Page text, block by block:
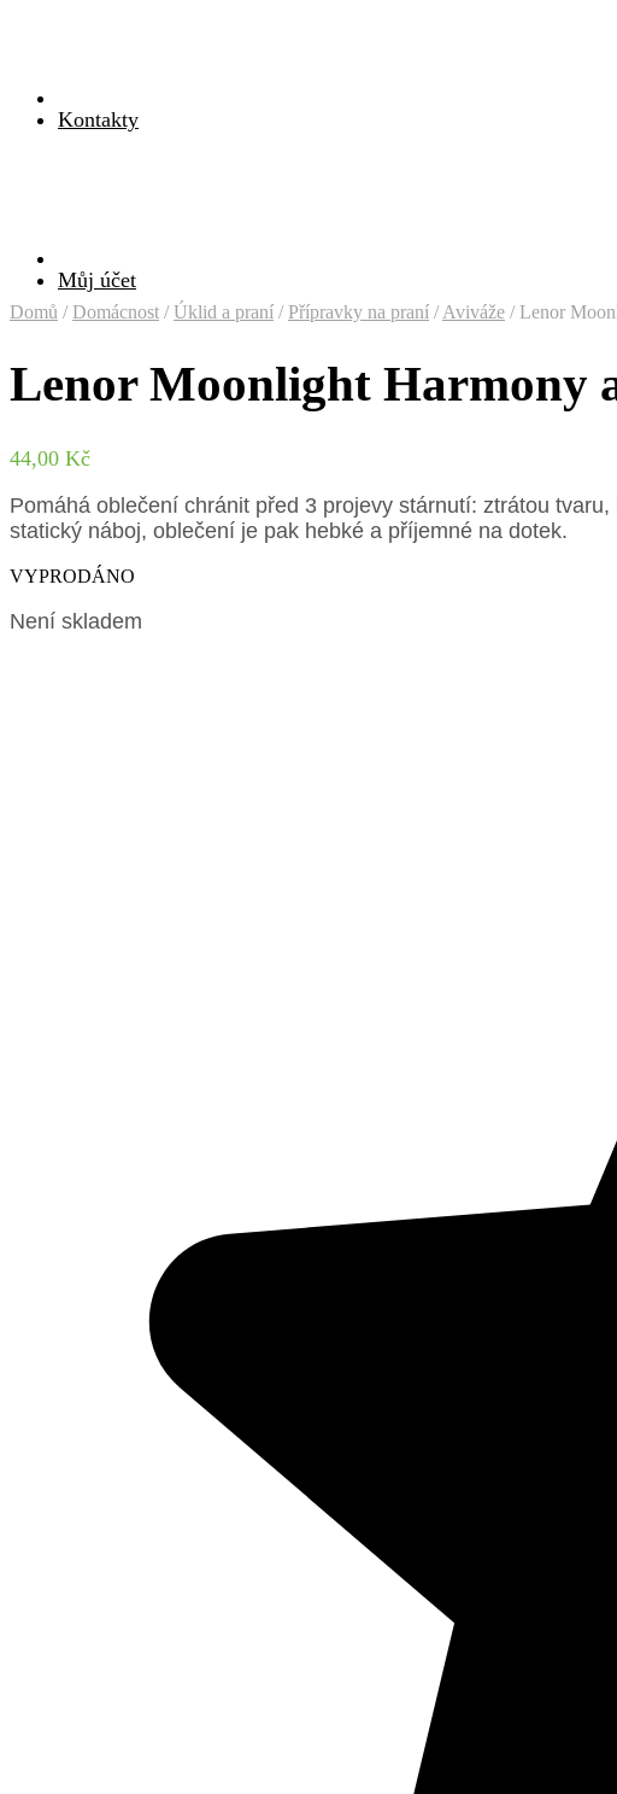
Kontakty
Můj účet
Domů / Domácnost / Úklid a praní / Přípravky na praní / Aviváže /Lenor
Lenor Moonlight Harmony
44,00 Kč
Pomáhá oblečení chránit před 3 projevy stárnutí: ztrátou
statický náboj, oblečení je pak hebké a příjemné na dotek.
VYPRODÁNO
Není skladem